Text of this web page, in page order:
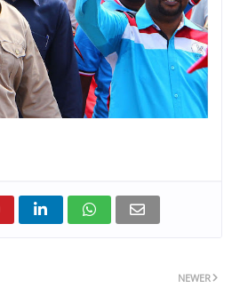
NEWER